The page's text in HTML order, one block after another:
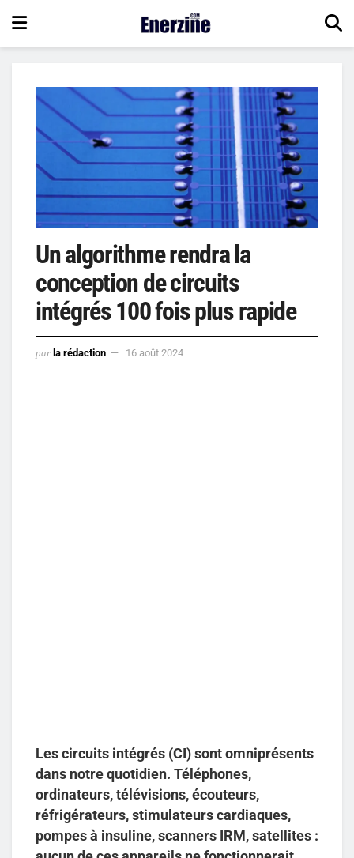
Un algorithme rendra la
conception de circuits
intégrés 100 fois plus rapide
par la rédaction 16 août 2024
Les circuits intégrés (CI) sont omniprésents
dans notre quotidien. Téléphones,
ordinateurs, télévisions, écouteurs,
réfrigérateurs, stimulateurs cardiaques,
pompes à insuline, scanners IRM, satellites :